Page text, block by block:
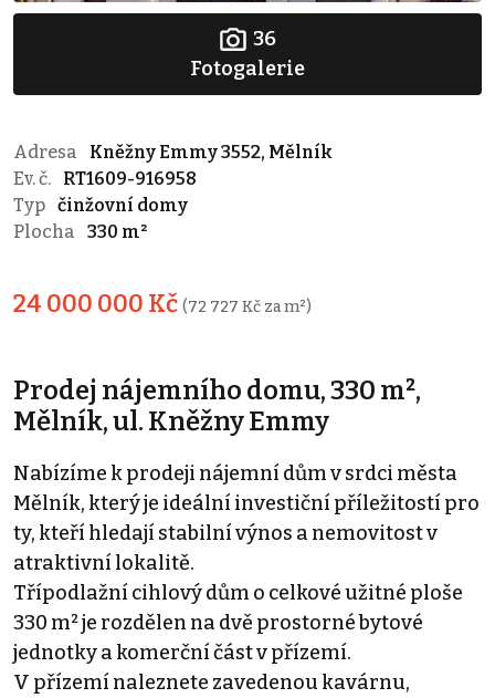
36
Fotogalerie
Adresa
Kněžny Emmy 3552, Mělník
Ev. č.
RT1609-916958
Typ činžovní domy
Plocha
330 m²
24 000 000 Kč (72 727 Kč za m²)
Prodej nájemního domu, 330 m²,
Mělník, ul. Kněžny Emmy
Nabízíme k prodeji nájemní dům v srdci města
Mělník, který je ideální investiční příležitostí pro
ty, kteří hledají stabilní výnos a nemovitost v
atraktivní lokalitě.
Třípodlažní cihlový dům o celkové užitné ploše
330 m² je rozdělen na dvě prostorné bytové
jednotky a komerční část v přízemí.
V přízemí naleznete zavedenou kavárnu,